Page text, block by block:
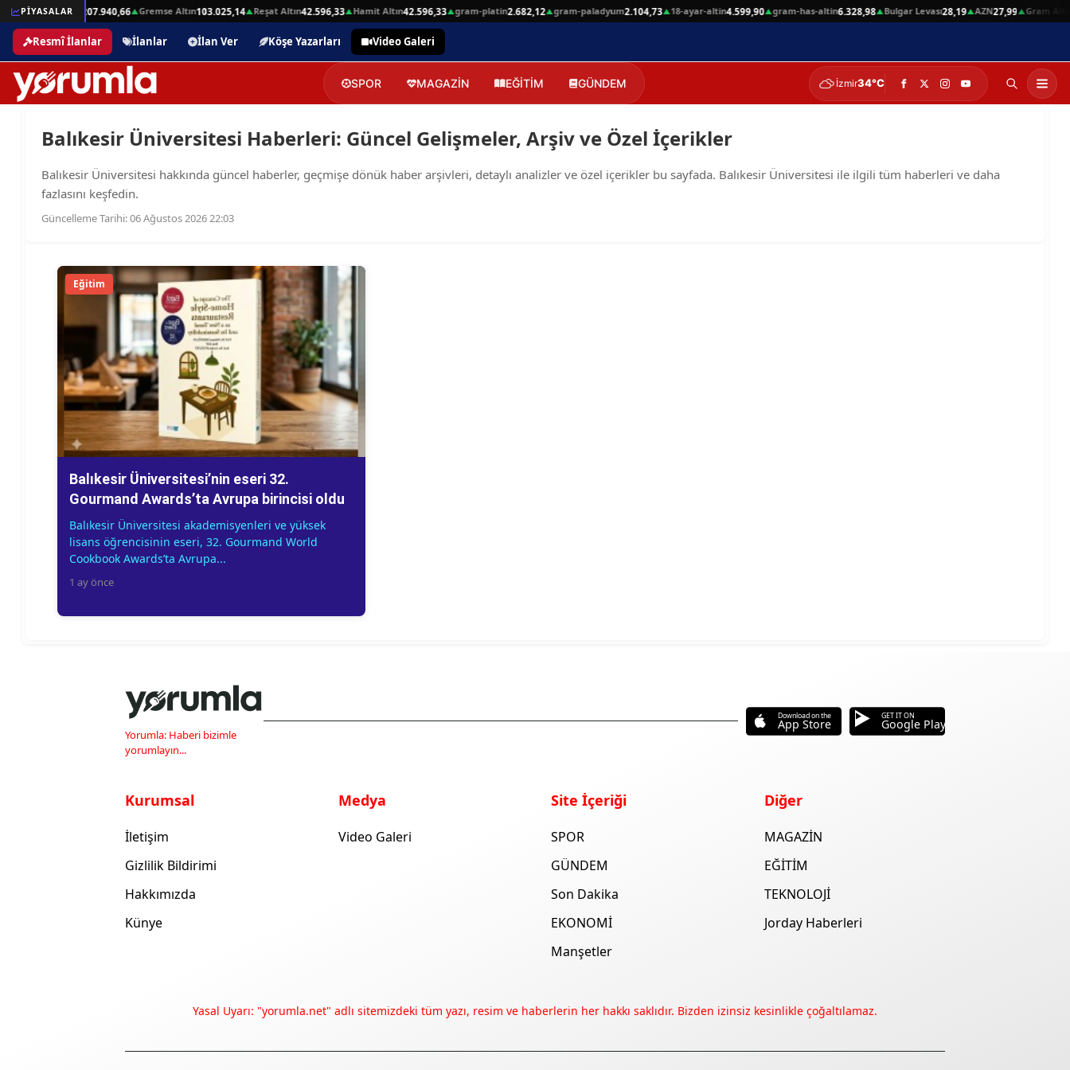
PİYASALAR
▲Beşli Altın 207.940,66▲Gremse Altın103.025,14▲Reşat Altın42.596,33▲Hamit Altın42.596,33▲gram-platin2.682,12▲gram-paladyum2.104,73▲18-ayar-altin4.599,90▲gram-has-altin6.328,98▲Bulgar Levası28,19▲AZN27,99▲Gram Altın
Resmî İlanlar İlanlar İlan Ver Köşe Yazarları Video Galeri
SPOR MAGAZİN EĞİTİM GÜNDEM İzmir34°C
Balıkesir Üniversitesi Haberleri: Güncel Gelişmeler, Arşiv ve Özel İçerikler
Balıkesir Üniversitesi hakkında güncel haberler, geçmişe dönük haber arşivleri, detaylı analizler ve özel içerikler bu sayfada. Balıkesir Üniversitesi ile ilgili tüm haberleri ve daha
fazlasını keşfedin.
Güncelleme Tarihi: 06 Ağustos 2026 22:03
Eğitim
Balıkesir Üniversitesi’nin eseri 32.
Gourmand Awards’ta Avrupa birincisi oldu
Balıkesir Üniversitesi akademisyenleri ve yüksek
lisans öğrencisinin eseri, 32. Gourmand World
Cookbook Awards’ta Avrupa...
1 ay önce
Yorumla: Haberi bizimle
yorumlayın...
Download on the
App Store
GET IT ON
Google Play
Kurumsal
İletişim
Gizlilik Bildirimi
Hakkımızda
Künye
Medya
Video Galeri
Site İçeriği
SPOR
GÜNDEM
Son Dakika
EKONOMİ
Manşetler
Diğer
MAGAZİN
EĞİTİM
TEKNOLOJİ
Jorday Haberleri
Yasal Uyarı: "yorumla.net" adlı sitemizdeki tüm yazı, resim ve haberlerin her hakkı saklıdır. Bizden izinsiz kesinlikle çoğaltılamaz.